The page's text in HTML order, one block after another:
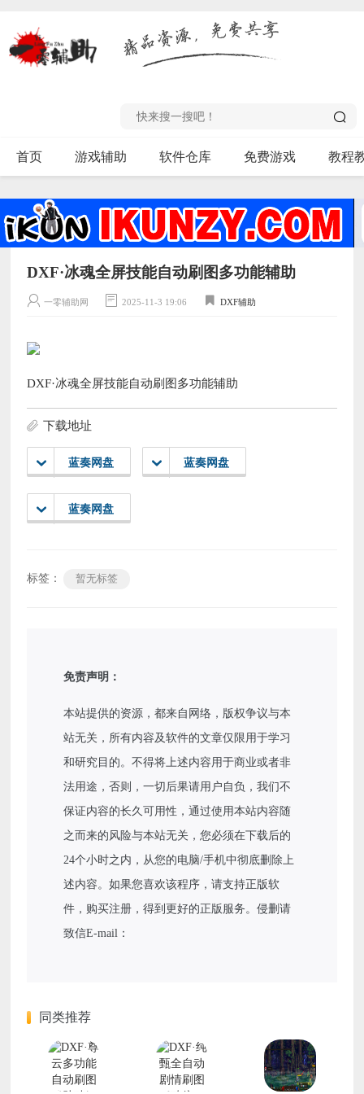
首页 游戏辅助 软件仓库 免费游戏 教程
DXF·冰魂全屏技能自动刷图多功能辅助
一零辅助网 2025-11-3 19:06 DXF辅助
DXF·冰魂全屏技能自动刷图多功能辅助
下载地址
蓝奏网盘 蓝奏网盘
蓝奏网盘
标签： 暂无标签
免责声明：
本站提供的资源，都来自网络，版权争议与本
站无关，所有内容及软件的文章仅限用于学习
和研究目的。不得将上述内容用于商业或者非
法用途，否则，一切后果请用户自负，我们不
保证内容的长久可用性，通过使用本站内容随
之而来的风险与本站无关，您必须在下载后的
24个小时之内，从您的电脑/手机中彻底删除上
述内容。如果您喜欢该程序，请支持正版软
件，购买注册，得到更好的正版服务。侵删请
致信E-mail：
同类推荐